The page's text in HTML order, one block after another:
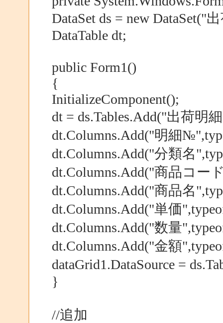
DataSet ds = new DataSet("
DataTable dt;
public Form1()
{
InitializeComponent();
dt = ds.Tables.Add("出荷明
dt.Columns.Add("明細
dt.Columns.Add("分類名
dt.Columns.Add("商品コー
dt.Columns.Add("商品名
dt.Columns.Add("単価
dt.Columns.Add("数量
dt.Columns.Add("金額
dataGrid1.DataSource =
}
//追加